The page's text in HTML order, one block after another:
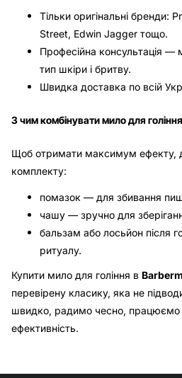
Тільки оригінальні бренди:
Street, Edwin Jagger тощо.
Професійна консультація —
тип шкіри і бритву.
Швидка доставка по всій
З чим комбінувати мило для гоління
Щоб отримати максимум ефекту,
комплекту:
помазок — для збивання
чашу — зручно для
бальзам або лосьйон після
ритуалу.
Купити мило для гоління в
перевірену класику, яка не
швидко, радимо чесно, працюємо
ефективність.